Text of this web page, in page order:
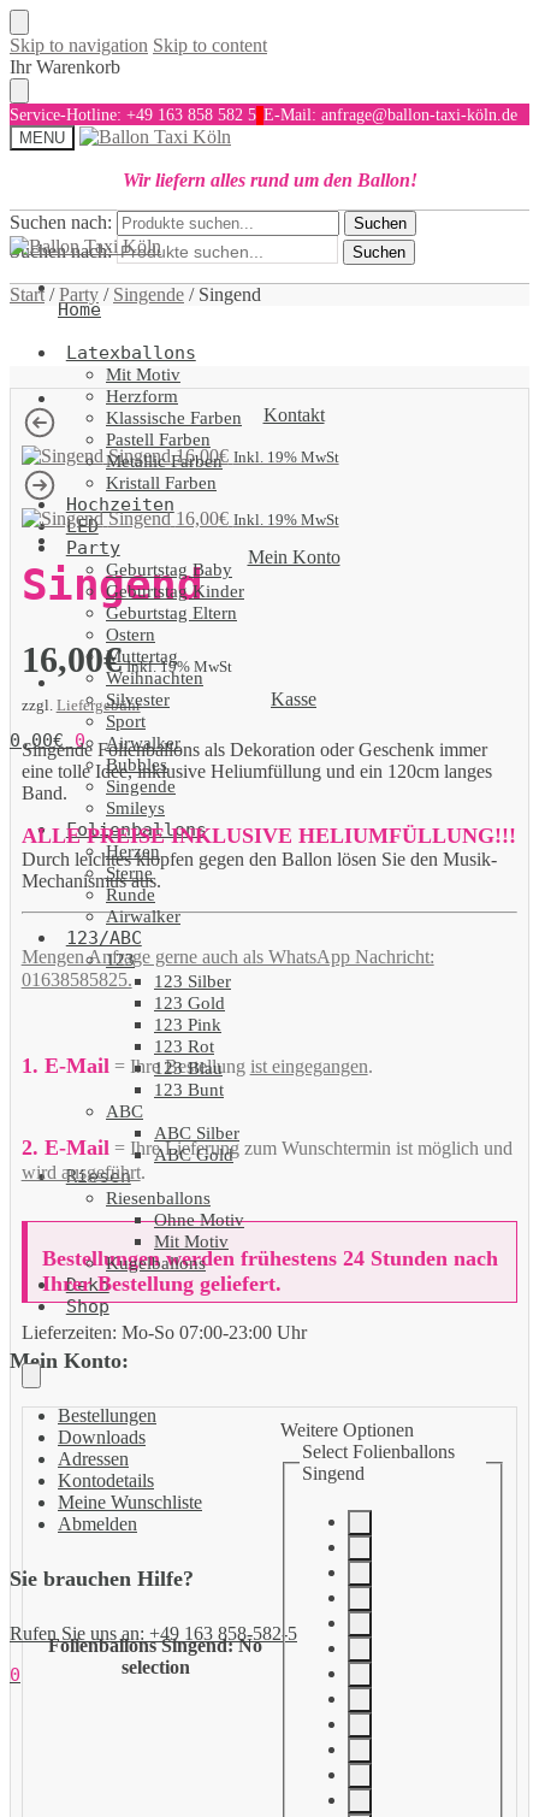
Skip to navigation Skip to content
Ihr Warenkorb
Service-Hotline: +49 163 858 582 5 E-Mail: anfrage@ballon-taxi-köln.de
MENU
Wir liefern alles rund um den Ballon!
Suchen nach: Suchen
Kontakt
Mein Konto
Kasse
0,00€ 0
Suchen nach: Suchen
Home
Latexballons
Mit Motiv
Herzform
Klassische Farben
Pastell Farben
Metallic Farben
Kristall Farben
Hochzeiten
LED
Party
Geburtstag Baby
Geburtstag Kinder
Geburtstag Eltern
Ostern
Muttertag
Weihnachten
Silvester
Sport
Airwalker
Bubbles
Singende
Smileys
Folienballons
Herzen
Sterne
Runde
Airwalker
123/ABC
123
123 Silber
123 Gold
123 Pink
123 Rot
123 Blau
123 Bunt
ABC
ABC Silber
ABC Gold
Riesen
Riesenballons
Ohne Motiv
Mit Motiv
Kugelballons
Deko
Shop
Mein Konto:
Bestellungen
Downloads
Adressen
Kontodetails
Meine Wunschliste
Abmelden
Sie brauchen Hilfe?
Rufen Sie uns an: +49 163 858-582-5
0
Start /Party / Singende / Singend
Singend 16,00€ Inkl. 19% MwSt
Singend 16,00€ Inkl. 19% MwSt
Singend
16,00€ Inkl. 19% MwSt
zzgl. Liefergebühr
Singende Folienballons als Dekoration oder Geschenk immer
eine tolle Idee, inklusive Heliumfüllung und ein 120cm langes
Band.
ALLE PREISE INKLUSIVE HELIUMFÜLLUNG!!!
Durch leichtes klopfen gegen den Ballon lösen Sie den Musik-
Mechanismus aus.
Mengen Anfrage gerne auch als WhatsApp Nachricht:
01638585825.
1. E-Mail = Ihre Bestellung ist eingegangen.
2. E-Mail = Ihre Lieferung zum Wunschtermin ist möglich und
wird ausgeführt.
Bestellungen werden frühestens 24 Stunden nach
Ihrer Bestellung geliefert.
Lieferzeiten: Mo-So 07:00-23:00 Uhr
Folienballons Singend: No
selection
Weitere Optionen
Select Folienballons
Singend